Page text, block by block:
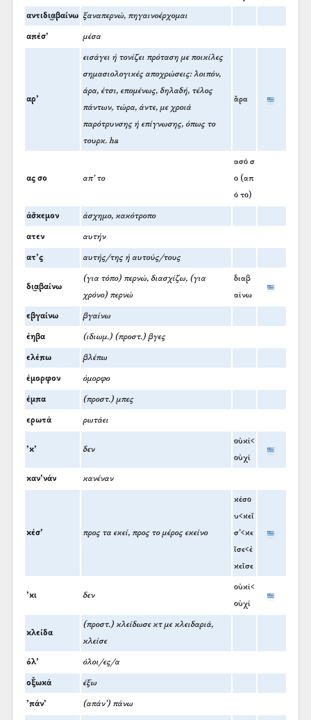
αντιδι͜αβαίνω ξαναπερνώ, πηγαινοέρχομαι
απέσ’ μέσα
αρ’
εισάγει ή τονίζει πρόταση με ποικίλες
σημασιολογικές αποχρώσεις: λοιπόν,
άρα, έτσι, επομένως, δηλαδή, τέλος
πάντων, τώρα, άντε, με χροιά
παρότρυνσης ή επίγνωσης, όπως το
τουρκ. ha
ἄρα
ας σο απ’ το
ασό σ
ο (απ
ό το)
άσ̌κεμον άσχημο, κακότροπο
ατεν αυτήν
ατ’ς αυτής/της ή αυτούς/τους
δι͜αβαίνω
(για τόπο) περνώ, διασχίζω, (για
χρόνο) περνώ
διαβ
αίνω
εβγαίνω βγαίνω
έηβα (ιδιωμ.) (προστ.) βγες
ελέπω βλέπω
έμορφον όμορφο
έμπα (προστ.) μπες
ερωτά ρωτάει
’κ’ δεν
οὐκί<
οὐχί
καν’νάν κανέναν
κέσ’ προς τα εκεί, προς το μέρος εκείνο
κέσο
υ<κεῖ
σ’<κε
ῖσε<ἐ
κεῖσε
’κι δεν
οὐκί<
οὐχί
κλείδα
(προστ.) κλείδωσε κτ με κλειδαριά,
κλείσε
όλ’ όλοι/ες/α
οξ̌ωκά έξω
’πάν’ (απάν’) πάνω